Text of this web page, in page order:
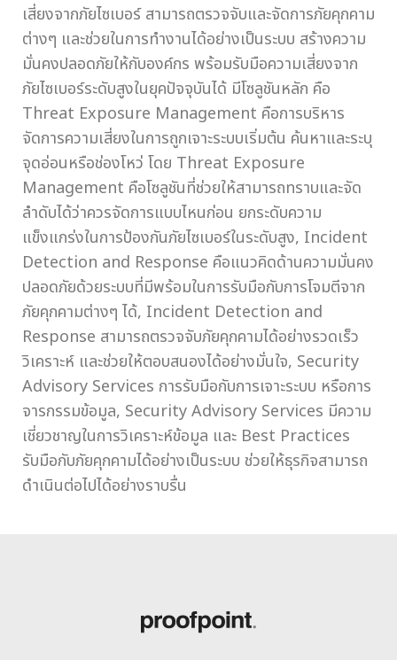
เสี่ยงจากภัยไซเบอร์ สามารถตรวจจับและจัดการภัยคุกคาม
ต่างๆ และช่วยในการทำงานได้อย่างเป็นระบบ สร้างความ
มั่นคงปลอดภัยให้กับองค์กร พร้อมรับมือความเสี่ยงจาก
ภัยไซเบอร์ระดับสูงในยุคปัจจุบันได้ มีโซลูชันหลัก คือ
Threat Exposure Management คือการบริหาร
จัดการความเสี่ยงในการถูกเจาะระบบเริ่มต้น ค้นหาและระบุ
จุดอ่อนหรือช่องโหว่ โดย Threat Exposure
Management คือโซลูชันที่ช่วยให้สามารถทราบและจัด
ลำดับได้ว่าควรจัดการแบบไหนก่อน ยกระดับความ
แข็งแกร่งในการป้องกันภัยไซเบอร์ในระดับสูง, Incident
Detection and Response คือแนวคิดด้านความมั่นคง
ปลอดภัยด้วยระบบที่มีพร้อมในการรับมือกับการโจมตีจาก
ภัยคุกคามต่างๆ ได้, Incident Detection and
Response สามารถตรวจจับภัยคุกคามได้อย่างรวดเร็ว
วิเคราะห์ และช่วยให้ตอบสนองได้อย่างมั่นใจ, Security
Advisory Services การรับมือกับการเจาะระบบ หรือการ
จารกรรมข้อมูล, Security Advisory Services มีความ
เชี่ยวชาญในการวิเคราะห์ข้อมูล และ Best Practices
รับมือกับภัยคุกคามได้อย่างเป็นระบบ ช่วยให้ธุรกิจสามารถ
ดำเนินต่อไปได้อย่างราบรื่น